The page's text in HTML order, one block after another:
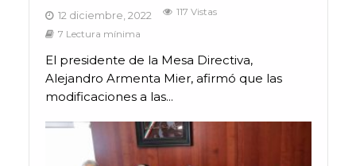
12 diciembre, 2022
117 Vistas
7 Lectura mínima
El presidente de la Mesa Directiva,
Alejandro Armenta Mier, afirmó que las
modificaciones a las...